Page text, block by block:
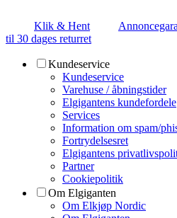
Klik & Hent
til 30 dages returret
Kundeservice
Kundeservice
Varehuse / åbningstider
Elgigantens kundefordele
Services
Information om spam/
Fortrydelsesret
Elgigantens
Partner
Cookiepolitik
Om Elgiganten
Om Elkjøp Nordic